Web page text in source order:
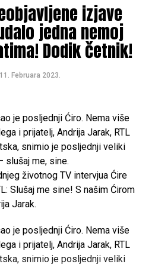
izjave
jedna nemoj
Dodik četnik!
11. Februara 2023.
je posljednji Ćiro. Nema više
i prijatelj, Andrija Jarak, RTL
snimio je posljednji veliki
slušaj me, sine.
životnog TV intervjua Ćire
Slušaj me sine! S našim Ćirom
Jarak.
je posljednji Ćiro. Nema više
i prijatelj, Andrija Jarak, RTL
snimio je posljednji veliki